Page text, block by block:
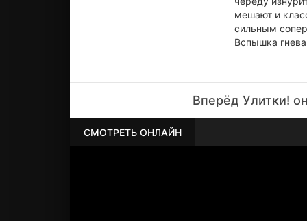
мешают и
сильным
Вспышка
Вперёд Улитки!
СМОТРЕТЬ ОНЛАЙН